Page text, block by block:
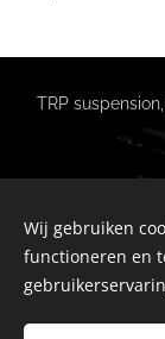
TRP
Wij gebruiken
functioneren en